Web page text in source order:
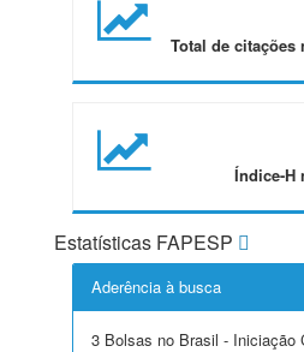
Total de citações
Índice-H
Estatísticas FAPESP
Aderência à busca
3 Bolsas no Brasil - Iniciação